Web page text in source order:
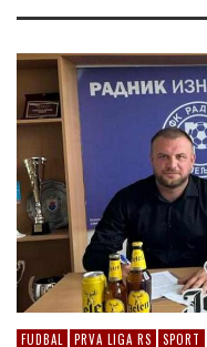
FUDBAL PRVA LIGA RS SPORT